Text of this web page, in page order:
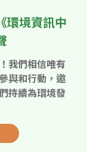
環境資訊中
我們相信唯有
與和行動，邀
持續為環境發